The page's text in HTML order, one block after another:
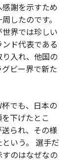
謝を示すため
したのです。
界では珍しい
ド代表である
入れ、他国の
ビー界で新た
でも、日本の
下げたとこ
られ、その様
いう。 選手だ
のはなぜなの